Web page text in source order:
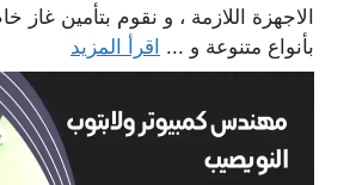
الاجهزة اللازمة ، و نقوم بتأمين غاز
بأنواع متنوعة و ... اقرأ المزيد